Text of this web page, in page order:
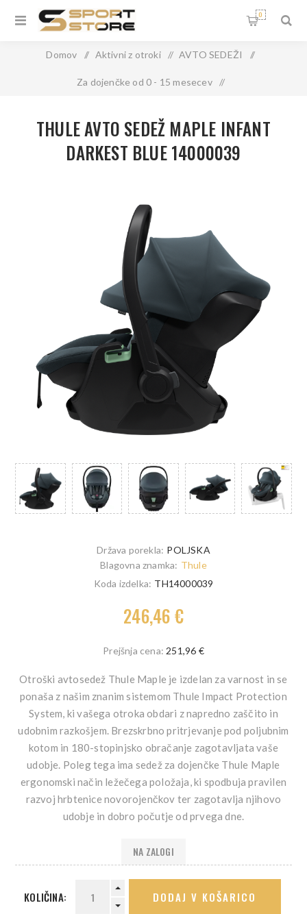
0
Domov / Aktivni z otroki / AVTO SEDEŽI /
Za dojenčke od 0 - 15 mesecev /
14000039
Država porekla: POLJSKA
THULE AVTO SEDEŽ MAPLE INFANT
DARKEST BLUE 14000039
Blagovna znamka: Thule
Koda izdelka: TH14000039
246,46 €
Prejšnja cena: 251,96 €
Otroški avtosedež Thule Maple je izdelan za varnost in se
ponaša z našim znanim sistemom Thule Impact Protection
System, ki vašega otroka obdari z napredno zaščito in
udobnim razkošjem. Brezskrbno pritrjevanje pod poljubnim
kotom in 180-stopinjsko obračanje zagotavljata vaše
udobje. Poleg tega ima sedež za dojenčke Thule Maple
ergonomski način ležečega položaja, ki spodbuja pravilen
razvoj hrbtenice novorojenčkov ter zagotavlja njihovo
udobje in dobro počutje od prvega dne.
NA ZALOGI
KOLIČINA: DODAJ V KOŠARICO